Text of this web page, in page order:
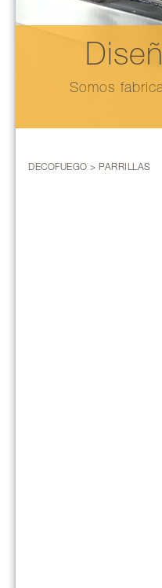
Somos
DECOFUEGO > PARRILLAS